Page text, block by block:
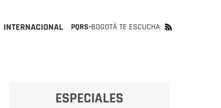
INTERNACIONAL PQRS-BOGOTÁ TE ESCUCHA
ESPECIALES